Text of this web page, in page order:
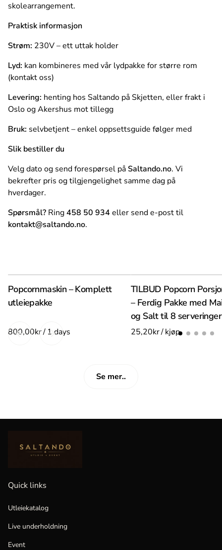
skolearrangement.
Praktisk informasjon
Strøm: 230V – ett uttak holder
Lyd: kan kombineres med vår lydpakke for større rom
(kontakt oss)
Levering: henting hos Saltando på Skjetten, eller frakt i
Oslo og Akershus mot tillegg
Bruk: selvbetjent – enkel oppsettsguide følger med
Slik bestiller du
Velg dato og send forespørsel på Saltando.no. Vi
bekrefter pris og tilgjengelighet samme dag på
hverdager.
Spørsmål? Ring458 50 934 eller send e-post til
kontakt@saltando.no.
Popcornmaskin – Komplett
utleiepakke
/
TILBUD Popcorn
– Ferdig Pakke med
og Salt til 8 serveringer
/
Se mer..
Quick links
Utleiekatalog
Live underholdning
Event